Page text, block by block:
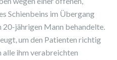
Schienbeins im Übergang
jährigen Mann behandelte.
um den Patienten richtig
alle ihm verabreichten